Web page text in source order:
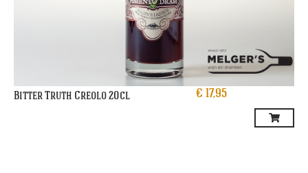
Bitter Truth Creolo 20cl € 17,95